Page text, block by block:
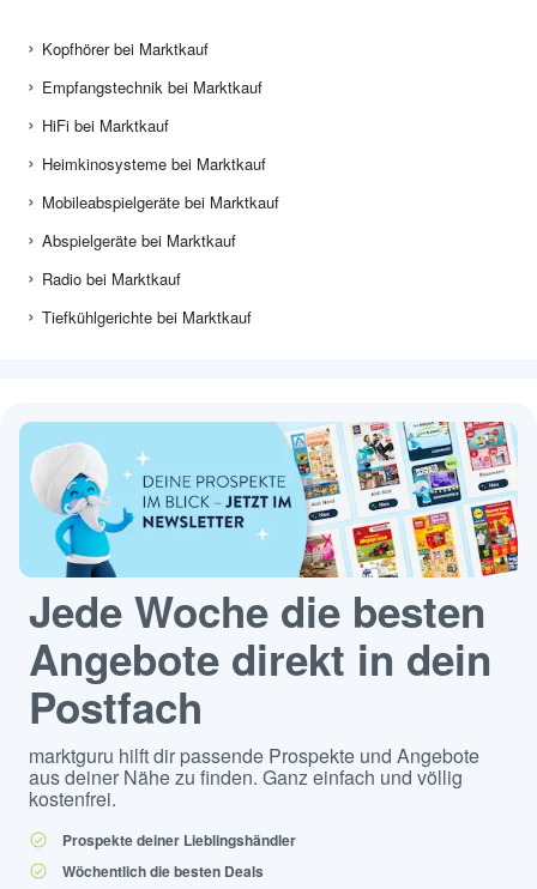
Kopfhörer bei Marktkauf
Empfangstechnik bei Marktkauf
HiFi bei Marktkauf
Heimkinosysteme bei Marktkauf
Mobileabspielgeräte bei Marktkauf
Abspielgeräte bei Marktkauf
Radio bei Marktkauf
Tiefkühlgerichte bei Marktkauf
Jede Woche die besten
Angebote direkt in dein
Postfach
marktguru hilft dir passende Prospekte und Angebote
aus deiner Nähe zu finden. Ganz einfach und völlig
kostenfrei.
Prospekte deiner Lieblingshändler
Wöchentlich die besten Deals